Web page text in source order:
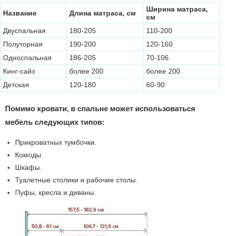
Название Длина матраса, см
Ширина матраса,
см
Двуспальная
180-205
110-200
Полуторная
190-200
120-160
Односпальная
186-205
70-106
Кинг-сайз
более 200
более 200
Детская
120-180 60-90
Помимо кровати, в спальне может использоваться
мебель следующих типов:
Прикроватных тумбочки.
Комоды.
Шкафы.
Туалетные столики и рабочие столы.
Пуфы, кресла и диваны.